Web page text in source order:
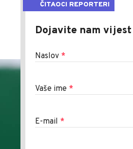
ČITAOCI REPORTERI
Dojavite nam vijest
Naslov *
Vaše ime *
E-mail *